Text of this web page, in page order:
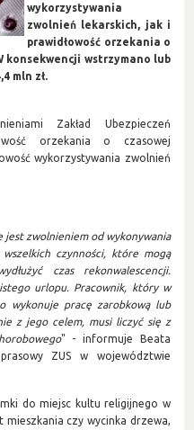
wykorzystywania
zwolnień lekarskich, jak i
prawidłowość orzekania o
konsekwencji wstrzymano lub
mln zł.
Zakład Ubezpieczeń
orzekania o czasowej
wykorzystywania zwolnień
jest zwolnieniem od wykonywania
czynności, które mogą
czas rekonwalescencji.
urlopu. Pracownik, który w
wykonuje pracę zarobkową lub
z jego celem, musi liczyć się z
" - informuje Beata
ZUS w województwie
do miejsc kultu religijnego w
mieszkania czy wycinka drzewa,